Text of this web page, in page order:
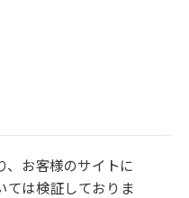
、お客様のサイトに
ては検証しておりま